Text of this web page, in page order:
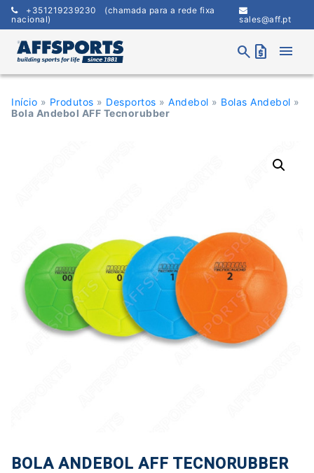
Skip
content
+351219239230 (chamada para a rede fixa
nacional)
sales@aff.pt
search request_quote menu
Início » Produtos » Desportos » Andebol » Bolas Andebol »
Bola Andebol AFF Tecnorubber
BOLA ANDEBOL AFF TECNORUBBER